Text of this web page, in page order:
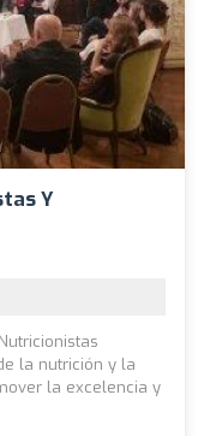
Y
la nutrición y la
la excelencia y